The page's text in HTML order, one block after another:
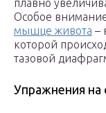
плавно
Особое
мышце живота –
которой
тазовой
Упражнения на